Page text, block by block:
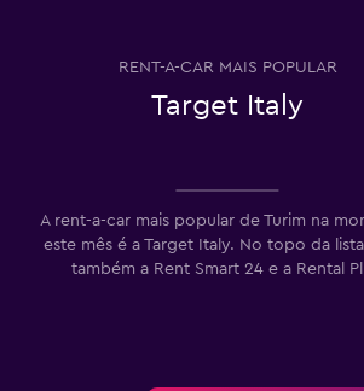
RENT-A-CAR MAIS POPULAR
Target Italy
A rent-a-car mais popular de Turim na
este mês é a Target Italy. No topo da
também a Rent Smart 24 e a Rental